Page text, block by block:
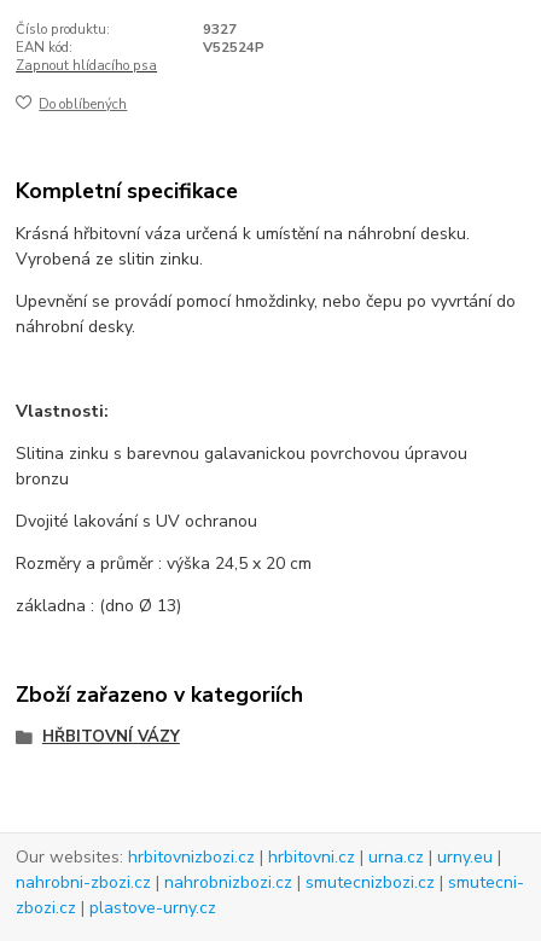
Číslo produktu:
9327
EAN kód:
V52524P
Zapnout hlídacího psa
Do oblíbených
Kompletní specifikace
Krásná hřbitovní váza určená k umístění na náhrobní desku.
Vyrobená ze slitin zinku.
Upevnění se provádí pomocí hmoždinky, nebo čepu po vyvrtání do
náhrobní desky.
Vlastnosti:
Slitina zinku s barevnou galavanickou povrchovou úpravou
bronzu
Dvojité lakování s UV ochranou
Rozměry a průměr : výška 24,5 x 20 cm
základna : (dno Ø 13)
Zboží zařazeno v kategoriích
HŘBITOVNÍ VÁZY
Our websites:hrbitovnizbozi.cz |hrbitovni.cz |urna.cz |urny.eu |
nahrobni-zbozi.cz |nahrobnizbozi.cz |smutecnizbozi.cz |smutecni-
zbozi.cz |plastove-urny.cz